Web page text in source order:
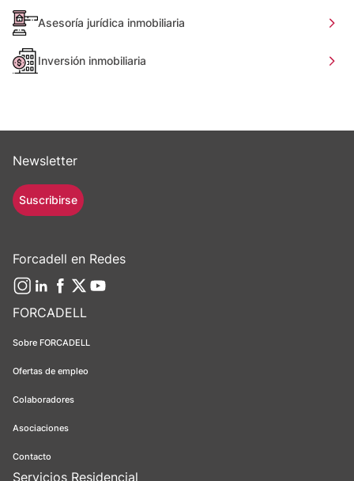
Asesoría jurídica inmobiliaria
Inversión inmobiliaria
FORCADELL
Sobre FORCADELL
Ofertas de empleo
Colaboradores
Asociaciones
Contacto
Servicios Residencial
Newsletter
Suscribirse
Forcadell en Redes